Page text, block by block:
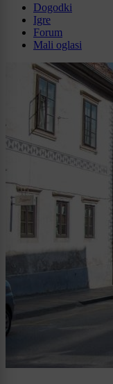
Dogodki
Igre
Forum
Mali oglasi